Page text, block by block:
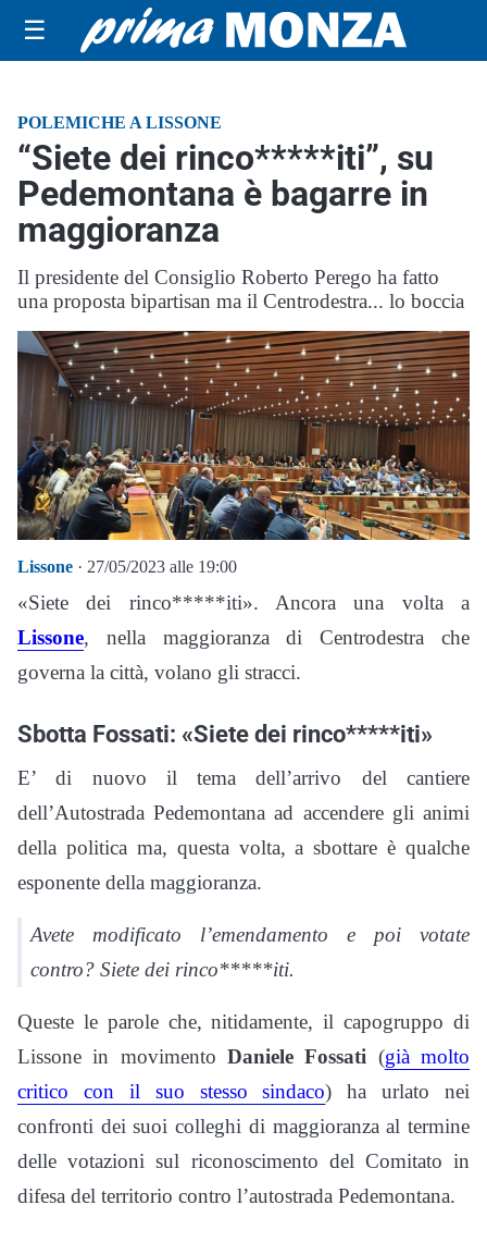
☰
POLEMICHE A LISSONE
“Siete dei rinco*****iti”, su
Pedemontana è bagarre in
maggioranza
Il presidente del Consiglio Roberto Perego ha fatto
una proposta bipartisan ma il Centrodestra... lo boccia
Lissone · 27/05/2023 alle 19:00
«Siete dei rinco*****iti». Ancora una volta a
Lissone, nella maggioranza di Centrodestra che
governa la città, volano gli stracci.
Sbotta Fossati: «Siete dei rinco*****iti»
E’ di nuovo il tema dell’arrivo del cantiere
dell’Autostrada Pedemontana ad accendere gli animi
della politica ma, questa volta, a sbottare è qualche
esponente della maggioranza.
Avete modificato l’emendamento e poi votate
contro? Siete dei rinco*****iti.
Queste le parole che, nitidamente, il capogruppo di
Lissone in movimento Daniele Fossati (già molto
critico con il suo stesso sindaco) ha urlato nei
confronti dei suoi colleghi di maggioranza al termine
delle votazioni sul riconoscimento del Comitato in
difesa del territorio contro l’autostrada Pedemontana.